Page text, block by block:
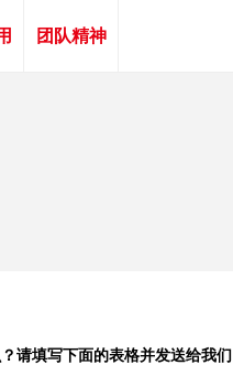
团队精神
请填写下面的表格并发送给我